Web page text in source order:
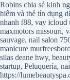
Robins chia sẻ kinh
hiểm và thẻ tín dụng
nhanh f88, vay icloud
maxmotors missouri,
sauvage, nail salon
manicure
silas deane hwy,
startup, Peluquería,
https://